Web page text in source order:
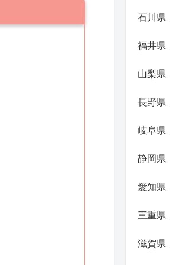
石川県
福井県
山梨県
長野県
岐阜県
静岡県
愛知県
三重県
滋賀県